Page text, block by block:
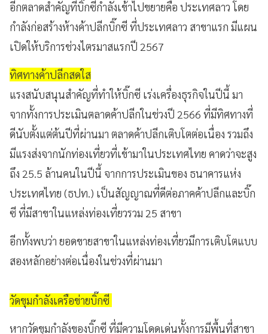
อีกตลาดสำคัญที่บิ๊กซีกำลังเข้าไปขยายคือ ประเทศลาว โดย
กำลังก่อสร้างห้างค้าปลีกบิ๊กซี ที่ประเทศลาว สาขาแรก มีแผน
เปิดให้บริการช่วงไตรมาสแรกปี 2567
ทิศทางค้าปลีกสดใส
แรงสนับสนุนสำคัญที่ทำให้บิ๊กซี เร่งเครื่องธุรกิจในปีนี้ มา
จากทั้งการประเมินตลาดค้าปลีกในช่วงปี 2566 ที่มีทิศทางที่
ดีนับตั้งแต่ต้นปีที่ผ่านมา ตลาดค้าปลีกเติบโตต่อเนื่อง รวมถึง
มีแรงส่งจากนักท่องเที่ยวที่เข้ามาในประเทศไทย คาดว่าจะสูง
ถึง 25.5 ล้านคนในปีนี้ จากการประเมินของ ธนาคารแห่ง
ประเทศไทย (ธปท.) เป็นสัญญาณที่ดีต่อภาคค้าปลีกและบิ๊ก
ซี ที่มีสาขาในแหล่งท่องเที่ยวรวม 25 สาขา
อีกทั้งพบว่า ยอดขายสาขาในแหล่งท่องเที่ยวมีการเติบโตแบบ
สองหลักอย่างต่อเนื่องในช่วงที่ผ่านมา
วัดขุมกำลังเครือข่ายบิ๊กซี
หากวัดขุมกำลังของบิ๊กซี ที่มีความโดดเด่นทั้งการมีพื้นที่สาขา